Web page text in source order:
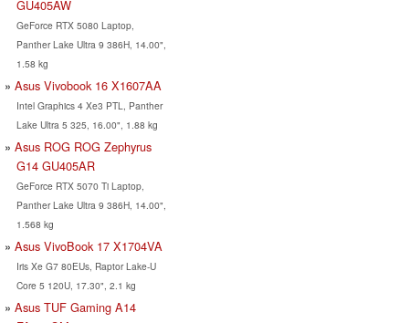
GU405AW
GeForce RTX 5080 Laptop,
Panther Lake Ultra 9 386H, 14.00",
1.58 kg
Asus Vivobook 16 X1607AA
Intel Graphics 4 Xe3 PTL, Panther
Lake Ultra 5 325, 16.00", 1.88 kg
Asus ROG ROG Zephyrus
G14 GU405AR
GeForce RTX 5070 Ti Laptop,
Panther Lake Ultra 9 386H, 14.00",
1.568 kg
Asus VivoBook 17 X1704VA
Iris Xe G7 80EUs, Raptor Lake-U
Core 5 120U, 17.30", 2.1 kg
Asus TUF Gaming A14